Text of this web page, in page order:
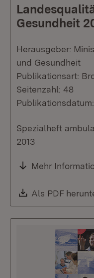
Gesundheit
Herausgeber:
und Gesundheit
Publikationsart:
Seitenzahl: 48
Spezialheft
2013
Mehr
Download:
Als PDF